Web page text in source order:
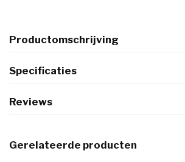
Productomschrijving
Specificaties
Reviews
Gerelateerde producten